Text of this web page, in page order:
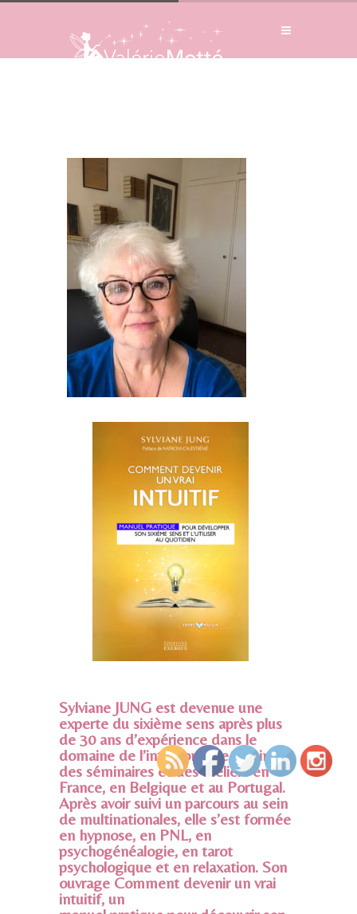
Sylviane JUNG est devenue une
experte du sixième sens après plus
de 30 ans d’expérience dans le
domaine de l’intuition. Elle a animé
des séminaires et des ateliers en
France, en Belgique et au Portugal.
Après avoir suivi un parcours au sein
de multinationales, elle s’est formée
en hypnose, en PNL, en
psychogénéalogie, en tarot
psychologique et en relaxation. Son
ouvrage Comment devenir un vrai
intuitif, un